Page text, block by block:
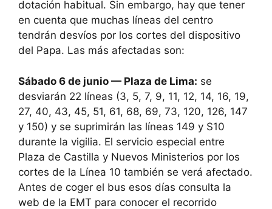
dotación habitual. Sin embargo, hay que tener
en cuenta que muchas líneas del centro
tendrán desvíos por los cortes del dispositivo
del Papa. Las más afectadas son:
Sábado 6 de junio — Plaza de Lima: se
desviarán 22 líneas (3, 5, 7, 9, 11, 12, 14, 16, 19,
27, 40, 43, 45, 51, 61, 68, 69, 73, 120, 126, 147
y 150) y se suprimirán las líneas 149 y S10
durante la vigilia. El servicio especial entre
Plaza de Castilla y Nuevos Ministerios por los
cortes de la Línea 10 también se verá afectado.
Antes de coger el bus esos días consulta la
web de la EMT para conocer el recorrido